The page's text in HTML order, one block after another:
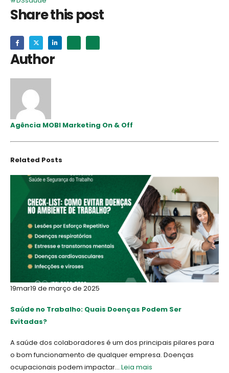
Share this post
Author
Agência MOBI Marketing On & Off
Related Posts
19mar19 de março de 2025
Saúde no Trabalho: Quais Doenças Podem Ser
Evitadas?
A saúde dos colaboradores é um dos principais pilares para
o bom funcionamento de qualquer empresa. Doenças
ocupacionais podem impactar... Leia mais